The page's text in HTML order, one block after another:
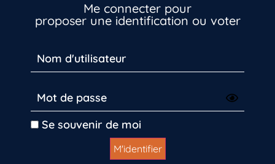
Me connecter pour
proposer une identification ou voter
Se souvenir de moi
Vous n’êtes pas encore inscrit à Biolit ?
Inscrivez-vous dès maintenant